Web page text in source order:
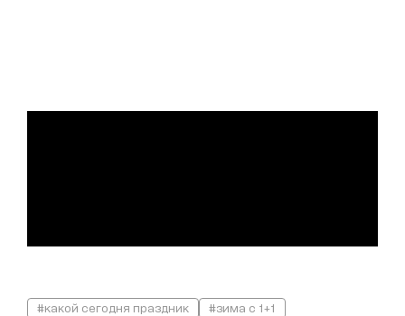
#какой сегодня праздник
#зима с 1+1